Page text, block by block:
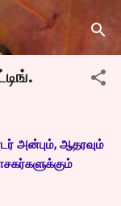
அன்பும், ஆதரவும்